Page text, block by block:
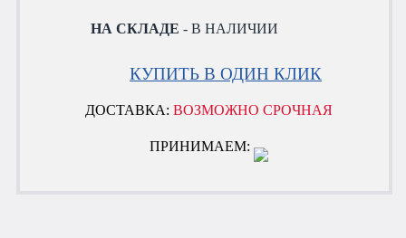
НА СКЛАДЕ - В НАЛИЧИИ
КУПИТЬ В ОДИН КЛИК
ДОСТАВКА:ВОЗМОЖНО СРОЧНАЯ
ПРИНИМАЕМ: